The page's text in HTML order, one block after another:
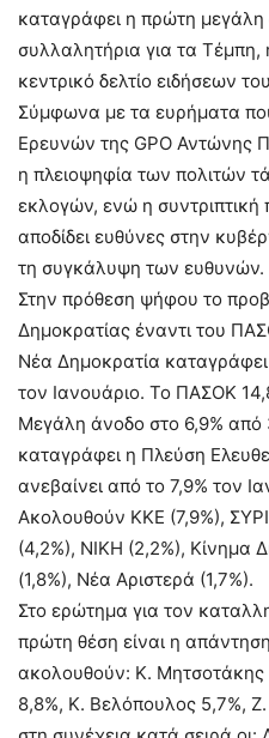
καταγράφει η πρώτη
συλλαλητήρια για τα
κεντρικό δελτίο ειδήσεων
Σύμφωνα με τα ευρήματα
Ερευνών της GPO Αντώνης
η πλειοψηφία των πολιτών
εκλογών, ενώ η συντριπτική
αποδίδει ευθύνες στην
τη συγκάλυψη των ευθυνών.
Στην πρόθεση ψήφου το
Δημοκρατίας έναντι του
Νέα Δημοκρατία
τον Ιανουάριο. Το ΠΑΣΟΚ
Μεγάλη άνοδο στο 6,9% από
καταγράφει η Πλεύση
ανεβαίνει από το 7,9% τον
Ακολουθούν ΚΚΕ (7,9%),
(4,2%), ΝΙΚΗ (2,2%), Κίνημα
(1,8%), Νέα Αριστερά (1,7%).
Στο ερώτημα για τον
πρώτη θέση είναι η
ακολουθούν: Κ.
8,8%, Κ. Βελόπουλος 5,7%,